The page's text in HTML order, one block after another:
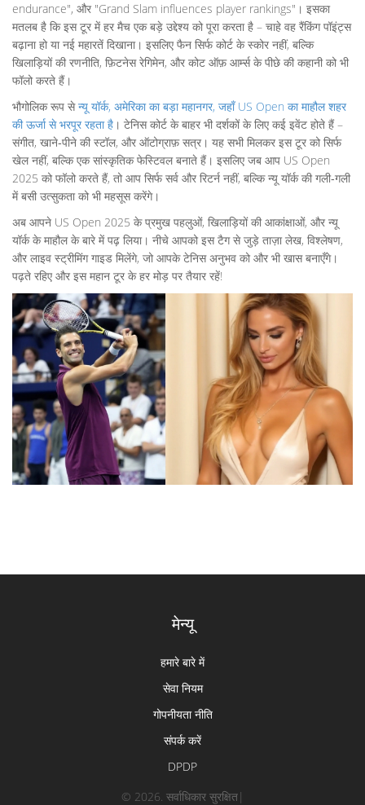
endurance", और "Grand Slam influences player rankings"। इसका
मतलब है कि इस टूर में हर मैच एक बड़े उद्देश्य को पूरा करता है – चाहे वह रैंकिंग पॉइंट्स
बढ़ाना हो या नई महारतें दिखाना। इसलिए फैन सिर्फ कोर्ट के स्कोर नहीं, बल्कि
खिलाड़ियों की रणनीति, फ़िटनेस रेगिमेन, और कोट ऑफ़ आर्म्स के पीछे की कहानी को भी
फॉलो करते हैं।
भौगोलिक रूप सेन्यू यॉर्क, अमेरिका का बड़ा महानगर, जहाँ US Open का माहौल शहर
की ऊर्जा से भरपूर रहता है । टेनिस कोर्ट के बाहर भी दर्शकों के लिए कई इवेंट होते हैं –
संगीत, खाने‑पीने की स्टॉल, और ऑटोग्राफ़ सत्र। यह सभी मिलकर इस टूर को सिर्फ
खेल नहीं, बल्कि एक सांस्कृतिक फेस्टिवल बनाते हैं। इसलिए जब आप US Open
2025 को फॉलो करते हैं, तो आप सिर्फ सर्व और रिटर्न नहीं, बल्कि न्यू यॉर्क की गली‑गली
में बसी उत्सुकता को भी महसूस करेंगे।
अब आपने US Open 2025 के प्रमुख पहलुओं, खिलाड़ियों की आकांक्षाओं, और न्यू
यॉर्क के माहौल के बारे में पढ़ लिया। नीचे आपको इस टैग से जुड़े ताज़ा लेख, विश्लेषण,
और लाइव स्ट्रीमिंग गाइड मिलेंगे, जो आपके टेनिस अनुभव को और भी खास बनाएँगे।
पढ़ते रहिए और इस महान टूर के हर मोड़ पर तैयार रहें!
मेन्यू
हमारे बारे में
सेवा नियम
गोपनीयता नीति
संपर्क करें
DPDP
© 2026. सर्वाधिकार सुरक्षित|